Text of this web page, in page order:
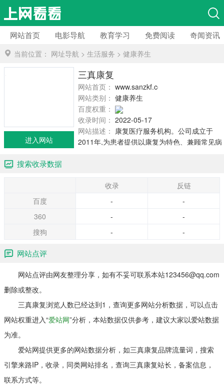
网站首页 电影导航 教育学习 免费阅读 奇闻资讯
当前位置： 网址导航 > 生活服务 > 健康养生
三真康复
网站首页： www.sanzkf.com
网站类别： 健康养生
百度权重：
收录时间： 2022-05-17
网站描述： 康复医疗服务机构。公司成立于
2011年,为患者提供以康复为特色、兼顾常见病
进入网站
搜索收录数据
收录
反链
百度
-
-
360
-
-
搜狗
- -
网站点评
网站点评由网友整理分享，如有不妥可联系本站123456@qq.com
删除或整改。
三真康复浏览人数已经达到1，查询更多网站分析数据，可以点击
网站权重进入“爱站网”分析，本站数据仅供参考，建议大家以爱站数据
为准。
爱站网提供更多的网站数据分析，如三真康复品牌流量词，搜索
引擎来路IP，收录，同类网站排名，查询三真康复站长，备案信息，
联系方式等。